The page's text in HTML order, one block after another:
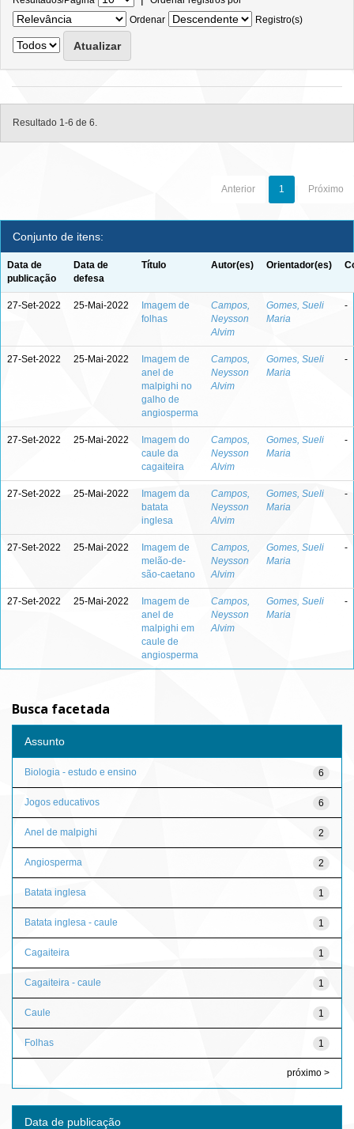
Ordenar
Registro(s)
Resultado 1-6 de 6.
Anterior 1 Próximo
Conjunto de itens:
Data de
publicação
Data de
defesa
Título Autor(es) Orientador(es)
27-Set-2022 25-Mai-2022
Imagem de
folhas
Campos,
Neysson
Alvim
Gomes, Sueli
Maria
-
27-Set-2022 25-Mai-2022
Imagem de
anel de
malpighi no
galho de
angiosperma
Campos,
Neysson
Alvim
Gomes, Sueli
Maria
-
27-Set-2022 25-Mai-2022
Imagem do
caule da
cagaiteira
Campos,
Neysson
Alvim
Gomes, Sueli
Maria
-
27-Set-2022 25-Mai-2022
Imagem da
batata
inglesa
Campos,
Neysson
Alvim
Gomes, Sueli
Maria
-
27-Set-2022 25-Mai-2022
Imagem de
melão-de-
são-caetano
Campos,
Neysson
Alvim
Gomes, Sueli
Maria
-
27-Set-2022 25-Mai-2022
Imagem de
anel de
malpighi em
caule de
angiosperma
Campos,
Neysson
Alvim
Gomes, Sueli
Maria
-
Busca facetada
Assunto
6
Biologia - estudo e ensino
6
Jogos educativos
2
Anel de malpighi
2
Angiosperma
1
Batata inglesa
1
Batata inglesa - caule
1
Cagaiteira
1
Cagaiteira - caule
1
Caule
1
Folhas
próximo >
Data de publicação